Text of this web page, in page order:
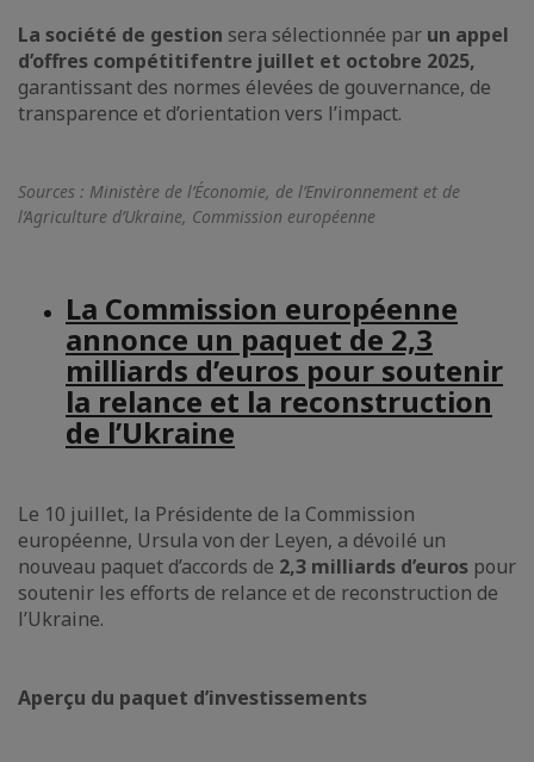
La société de gestion sera sélectionnée par un appel
d’offres compétitifentre juillet et octobre 2025,
garantissant des normes élevées de gouvernance, de
transparence et d’orientation vers l’impact.
Sources : Ministère de l’Économie, de l’Environnement et de
l’Agriculture d’Ukraine, Commission européenne
La Commission européenne
annonce un paquet de 2,3
milliards d’euros pour soutenir
la relance et la reconstruction
de l’Ukraine
Le 10 juillet, la Présidente de la Commission
européenne, Ursula von der Leyen, a dévoilé un
nouveau paquet d’accords de 2,3 milliards d’euros pour
soutenir les efforts de relance et de reconstruction de
l’Ukraine.
Aperçu du paquet d’investissements